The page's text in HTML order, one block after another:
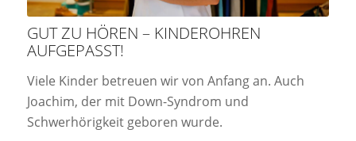
GUT ZU HÖREN – KINDEROHREN
AUFGEPASST!
Viele Kinder betreuen wir von Anfang an. Auch
Joachim, der mit Down-Syndrom und
Schwerhörigkeit geboren wurde.